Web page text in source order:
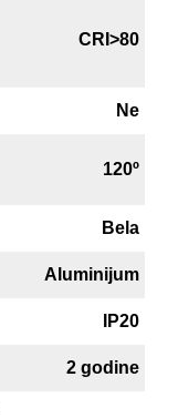
CRI>80
Ne
120º
Bela
Aluminijum
IP20
2 godine